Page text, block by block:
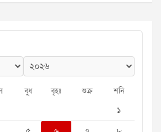
বুধ বৃহঃ শুক্র শনি
১